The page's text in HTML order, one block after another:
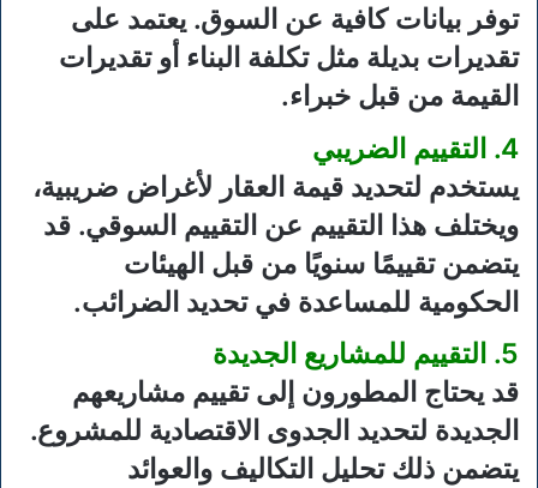
توفر بيانات كافية عن السوق. يعتمد على
تقديرات بديلة مثل تكلفة البناء أو تقديرات
القيمة من قبل خبراء.
4. التقييم الضريبي
يستخدم لتحديد قيمة العقار لأغراض ضريبية،
ويختلف هذا التقييم عن التقييم السوقي. قد
يتضمن تقييمًا سنويًا من قبل الهيئات
الحكومية للمساعدة في تحديد الضرائب.
5. التقييم للمشاريع الجديدة
قد يحتاج المطورون إلى تقييم مشاريعهم
الجديدة لتحديد الجدوى الاقتصادية للمشروع.
يتضمن ذلك تحليل التكاليف والعوائد